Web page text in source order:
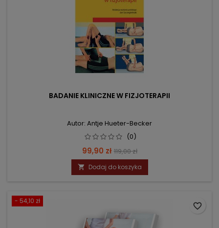
BADANIE KLINICZNE W FIZJOTERAPII
Autor: Antje Hueter-Becker
(0)
Cena
99,90 zł Cena
podstawowa
119,00 zł
 Dodaj do koszyka
- 54,10 zł
favorite_border